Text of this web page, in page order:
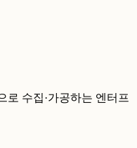
로 수집·가공하는 엔터프